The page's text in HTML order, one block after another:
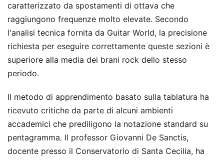
caratterizzato da spostamenti di ottava che
raggiungono frequenze molto elevate. Secondo
l'analisi tecnica fornita da Guitar World, la precisione
richiesta per eseguire correttamente queste sezioni è
superiore alla media dei brani rock dello stesso
periodo.
Il metodo di apprendimento basato sulla tablatura ha
ricevuto critiche da parte di alcuni ambienti
accademici che prediligono la notazione standard su
pentagramma. Il professor Giovanni De Sanctis,
docente presso il Conservatorio di Santa Cecilia, ha